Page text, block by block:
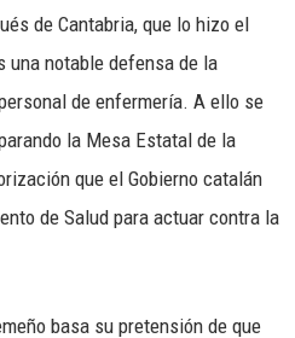
de Cantabria, que lo hizo el
una notable defensa de la
de enfermería. A ello se
la Mesa Estatal de la
que el Gobierno catalán
de Salud para actuar contra la
basa su pretensión de que